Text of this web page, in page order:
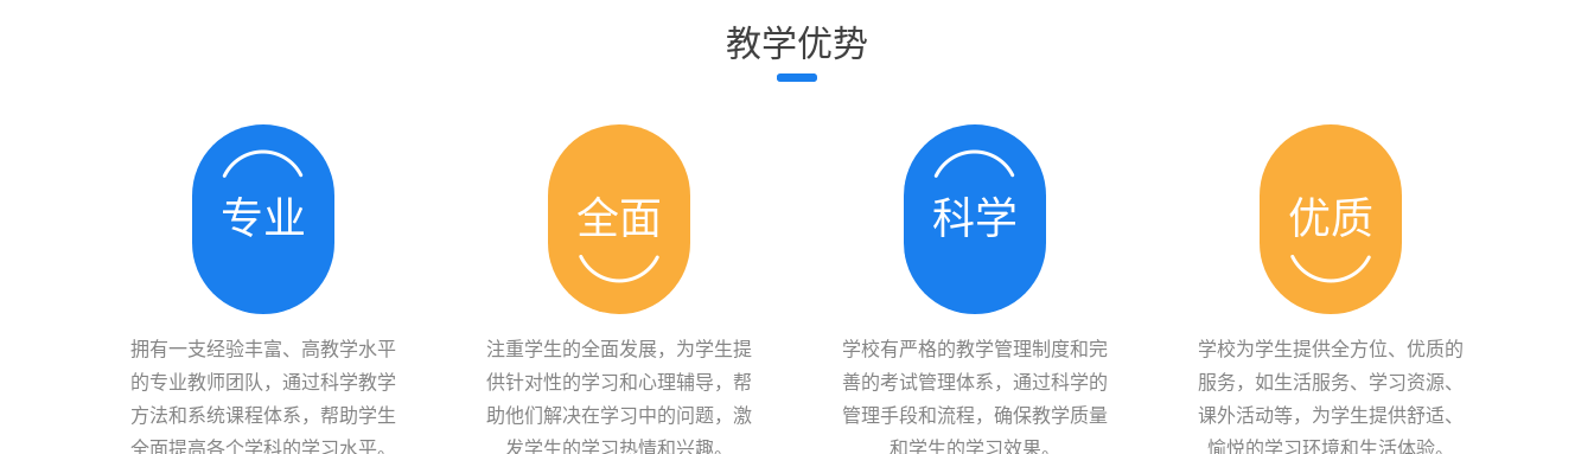
教学优势
专业
拥有一支经验丰富、高教学水平
的专业教师团队，通过科学教学
方法和系统课程体系，帮助学生
全面提高各个学科的学习水平。
全面
注重学生的全面发展，为学生提
供针对性的学习和心理辅导，帮
助他们解决在学习中的问题，激
发学生的学习热情和兴趣。
科学
学校有严格的教学管理制度和完
善的考试管理体系，通过科学的
管理手段和流程，确保教学质量
和学生的学习效果。
优质
学校为学生提供全方位、优质的
服务，如生活服务、学习资源、
课外活动等，为学生提供舒适、
愉悦的学习环境和生活体验。